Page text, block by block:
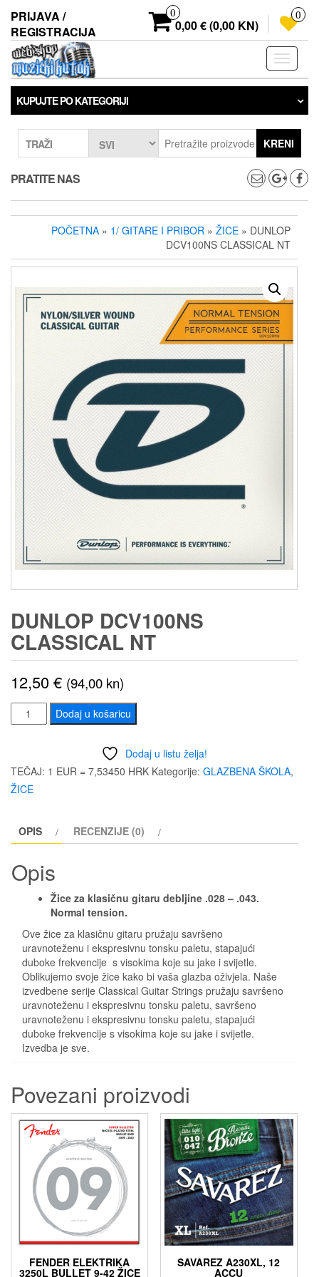
sadržaj
PRIJAVA /
REGISTRACIJA
0
0,00 € (0,00 KN)
0
KUPUJTE PO KATEGORIJI
TRAŽI KRENI
PRATITE NAS
POČETNA » 1/ GITARE I PRIBOR » ŽICE » DUNLOP
DCV100NS CLASSICAL NT
DUNLOP DCV100NS
CLASSICAL NT
12,50€ (94,00 kn)
DUNLOP
DCV100NS
količina
Dodaj u košaricu
Dodaj u listu želja!
TEČAJ: 1 EUR = 7,53450 HRK Kategorije: GLAZBENA ŠKOLA,
ŽICE
OPIS RECENZIJE (0)
Opis
Žice za klasičnu gitaru debljine .028 – .043.
Normal tension.
Ove žice za klasičnu gitaru pružaju savršeno
uravnoteženu i ekspresivnu tonsku paletu, stapajući
duboke frekvencije s visokima koje su jake i svijetle.
Oblikujemo svoje žice kako bi vaša glazba oživjela. Naše
izvedbene serije Classical Guitar Strings pružaju savršeno
uravnoteženu i ekspresivnu tonsku paletu, savršeno
uravnoteženu i ekspresivnu tonsku paletu, stapajući
duboke frekvencije s visokima koje su jake i svijetle.
Izvedba je sve.
Povezani proizvodi
FENDER ELEKTRIKA
3250L BULLET 9-42 ŽICE
SAVAREZ A230XL, 12
ACCU